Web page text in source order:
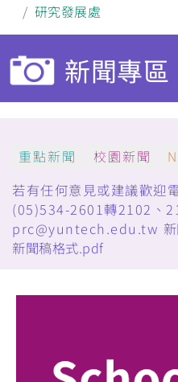
研究發展處
新聞專區
重點新聞 校園新聞
若有任何意見或建議歡迎
(05)534-2601轉2102、
prc@yuntech.edu.tw
新聞稿格式.pdf